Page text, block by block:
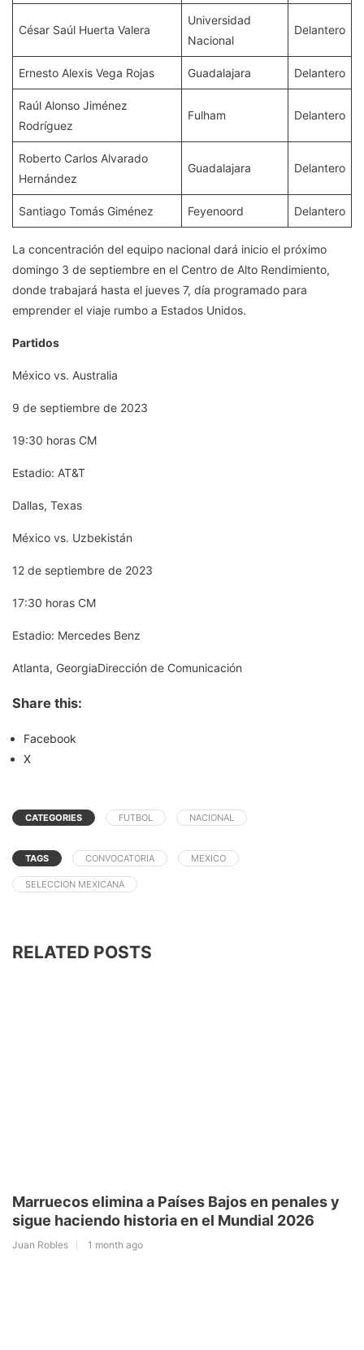
César Saúl Huerta Valera
Universidad
Nacional
Delantero
Ernesto Alexis Vega Rojas Guadalajara Delantero
Raúl Alonso Jiménez
Rodríguez
Fulham Delantero
Roberto Carlos Alvarado
Hernández
Guadalajara Delantero
Santiago Tomás Giménez Feyenoord Delantero
La concentración del equipo nacional dará inicio el próximo
domingo 3 de septiembre en el Centro de Alto Rendimiento,
donde trabajará hasta el jueves 7, día programado para
emprender el viaje rumbo a Estados Unidos.
Partidos
México vs. Australia
9 de septiembre de 2023
19:30 horas CM
Estadio: AT&T
Dallas, Texas
México vs. Uzbekistán
12 de septiembre de 2023
17:30 horas CM
Estadio: Mercedes Benz
Atlanta, GeorgiaDirección de Comunicación
Share this:
Facebook
X
CATEGORIES FUTBOL NACIONAL
TAGS CONVOCATORIA MEXICO
SELECCION MEXICANA
RELATED POSTS
Marruecos elimina a Países Bajos en penales y
sigue haciendo historia en el Mundial 2026
Juan Robles 1 month ago